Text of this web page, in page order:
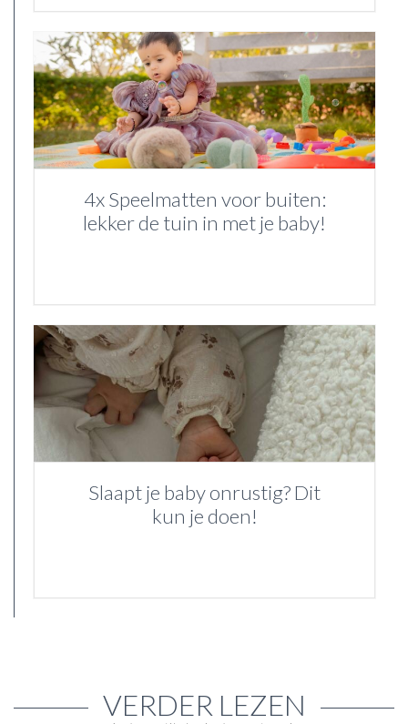
4x Speelmatten voor buiten:
lekker de tuin in met je baby!
Slaapt je baby onrustig? Dit
kun je doen!
VERDER LEZEN